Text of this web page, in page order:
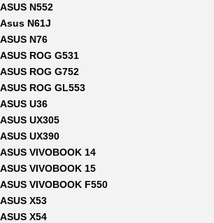
ASUS N552
Asus N61J
ASUS N76
ASUS ROG G531
ASUS ROG G752
ASUS ROG GL553
ASUS U36
ASUS UX305
ASUS UX390
ASUS VIVOBOOK 14
ASUS VIVOBOOK 15
ASUS VIVOBOOK F550
ASUS X53
ASUS X54